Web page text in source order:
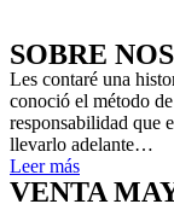
SOBRE
Les contaré una
conoció el método
responsabilidad que
llevarlo adelante…
Leer más
VENTA